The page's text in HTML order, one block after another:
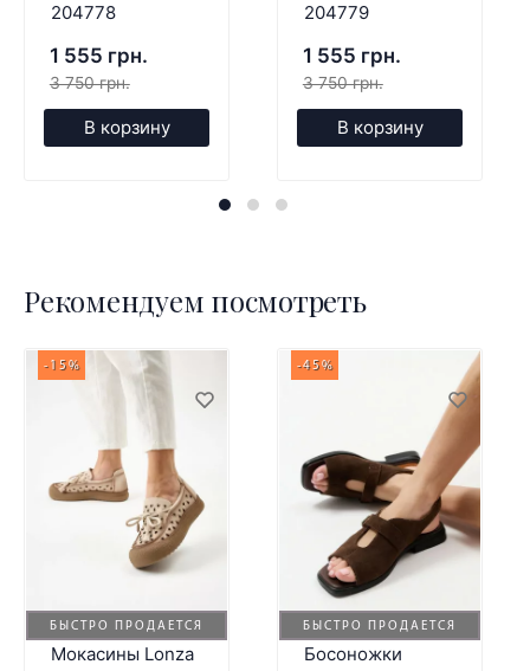
204778
1 555 грн.
3 750 грн.
В корзину
204779
1 555 грн.
3 750 грн.
В корзину
Рекомендуем посмотреть
БЫСТРО ПРОДАЕТСЯ
-15%
Мокасины Lonza
БЫСТРО ПРОДАЕТСЯ
-45%
Босоножки